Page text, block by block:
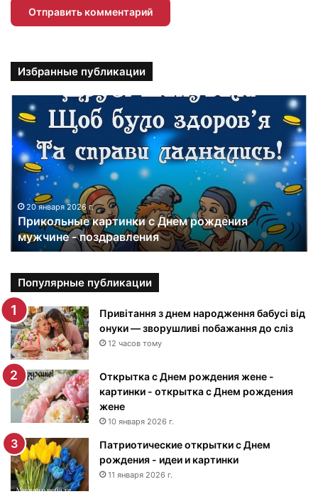
Избранные публикации
и
к
о
к
т
и
н
к
и
с
Д
н
м
р
о
ж
д
20 января 2026 г.
Прикольные картинки с Днем рождения
мужчине - поздравления
Популярные публикации
Привітання з днем народження бабусі від
онуки — зворушливі побажання до сліз
12 часов тому
Открытка с Днем рождения жене -
картинки - открытка с Днем рождения
жене
10 января 2026 г.
Патриотические открытки с Днем
рождения - идеи и картинки
11 января 2026 г.